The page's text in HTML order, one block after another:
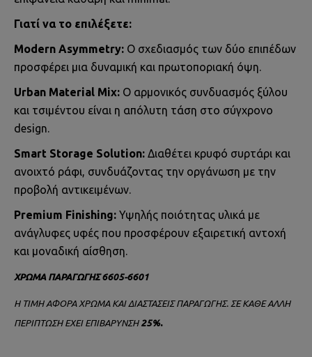
Γιατί να το επιλέξετε:
Modern Asymmetry: Ο σχεδιασμός των δύο επιπέδων
προσφέρει μια δυναμική και πρωτοποριακή όψη.
Urban Material Mix: Ο αρμονικός συνδυασμός ξύλου
και τσιμέντου είναι η απόλυτη τάση στο σύγχρονο
design.
Smart Storage Solution: Διαθέτει κρυφό συρτάρι και
ανοιχτό ράφι, συνδυάζοντας την οργάνωση με την
προβολή αντικειμένων.
Premium Finishing: Υψηλής ποιότητας υλικά με
ανάγλυφες υφές που προσφέρουν εξαιρετική αντοχή
και μοναδική αίσθηση.
ΧΡΩΜΑ ΠΑΡΑΓΩΓΗΣ 6605-6601
Η ΤΙΜΗ ΑΦΟΡΑ ΧΡΩΜΑ ΚΑΙ ΔΙΑΣΤΑΣΕΙΣ ΠΑΡΑΓΩΓΗΣ. ΣΕ ΚΑΘΕ ΑΛΛΗ
ΠΕΡΙΠΤΩΣΗ ΕΧΕΙ ΕΠΙΒΑΡΥΝΣΗ 25%.